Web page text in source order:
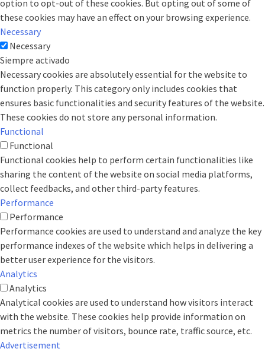
option to opt-out of these cookies. But opting out of some of
these cookies may have an effect on your browsing experience.
Necessary
Necessary
Siempre activado
Necessary cookies are absolutely essential for the website to
function properly. This category only includes cookies that
ensures basic functionalities and security features of the website.
These cookies do not store any personal information.
Functional
Functional
Functional cookies help to perform certain functionalities like
sharing the content of the website on social media platforms,
collect feedbacks, and other third-party features.
Performance
Performance
Performance cookies are used to understand and analyze the key
performance indexes of the website which helps in delivering a
better user experience for the visitors.
Analytics
Analytics
Analytical cookies are used to understand how visitors interact
with the website. These cookies help provide information on
metrics the number of visitors, bounce rate, traffic source, etc.
Advertisement